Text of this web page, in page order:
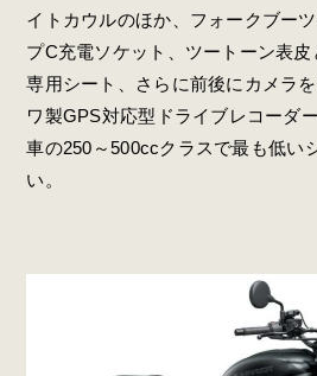
イトカウルのほか、フォークブー
プC充電ソケット、ツートーン表
専用シート、さらに前後にカメラ
ワ製GPS対応型ドライブレコーダ
車の250～500ccクラスで最も低い
い。